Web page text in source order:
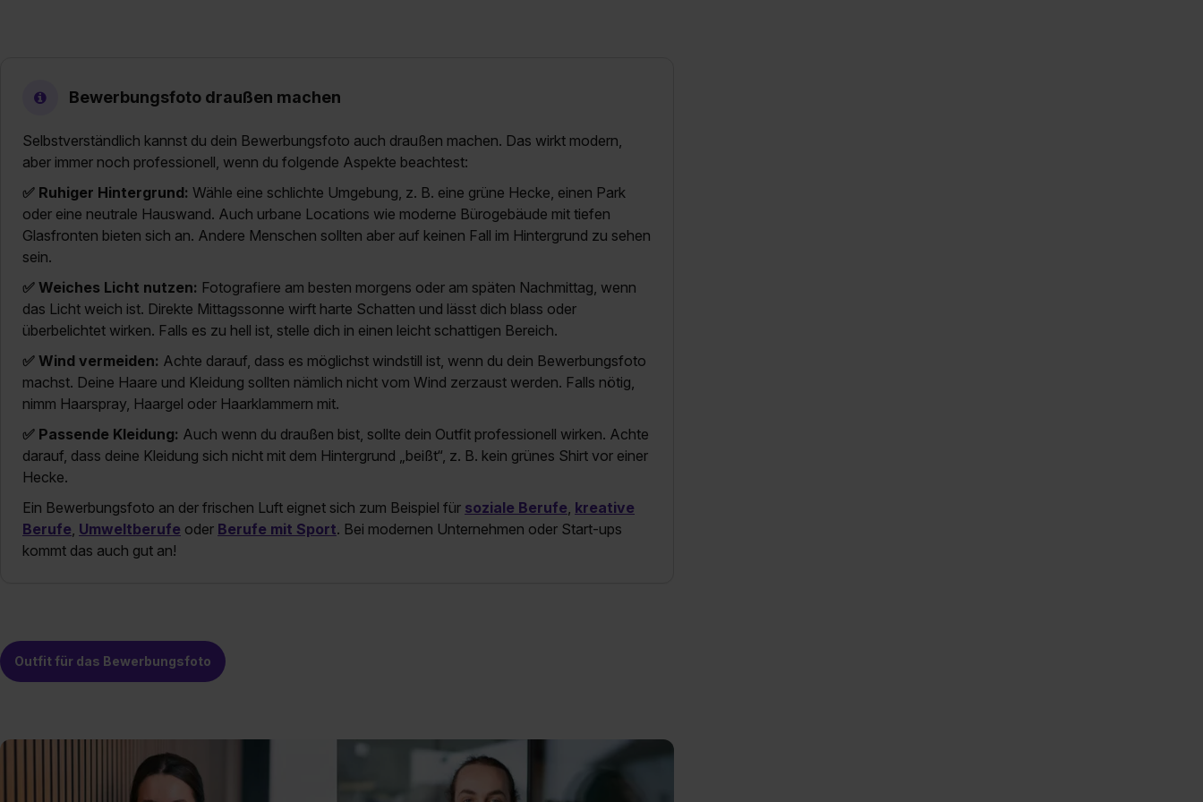
Bewerbungsfoto draußen machen
Selbstverständlich kannst du dein Bewerbungsfoto auch draußen machen. Das wirkt modern,
aber immer noch professionell, wenn du folgende Aspekte beachtest:
✅ Ruhiger Hintergrund: Wähle eine schlichte Umgebung, z. B. eine grüne Hecke, einen Park
oder eine neutrale Hauswand. Auch urbane Locations wie moderne Bürogebäude mit tiefen
Glasfronten bieten sich an. Andere Menschen sollten aber auf keinen Fall im Hintergrund zu sehen
sein.
✅ Weiches Licht nutzen: Fotografiere am besten morgens oder am späten Nachmittag, wenn
das Licht weich ist. Direkte Mittagssonne wirft harte Schatten und lässt dich blass oder
überbelichtet wirken. Falls es zu hell ist, stelle dich in einen leicht schattigen Bereich.
✅ Wind vermeiden: Achte darauf, dass es möglichst windstill ist, wenn du dein Bewerbungsfoto
machst. Deine Haare und Kleidung sollten nämlich nicht vom Wind zerzaust werden. Falls nötig,
nimm Haarspray, Haargel oder Haarklammern mit.
✅ Passende Kleidung: Auch wenn du draußen bist, sollte dein Outfit professionell wirken. Achte
darauf, dass deine Kleidung sich nicht mit dem Hintergrund „beißt“, z. B. kein grünes Shirt vor einer
Hecke.
Ein Bewerbungsfoto an der frischen Luft eignet sich zum Beispiel für soziale Berufe, kreative
Berufe, Umweltberufe oder Berufe mit Sport. Bei modernen Unternehmen oder Start-ups
kommt das auch gut an!
Outfit für das Bewerbungsfoto